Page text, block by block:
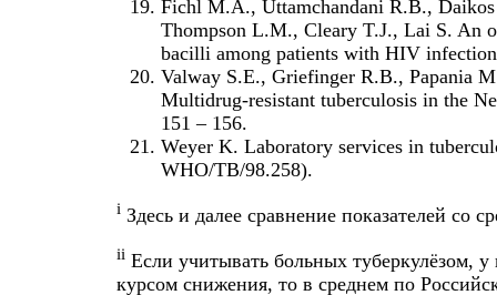
Fichl M.A., Uttamchandani R.B.,
Thompson L.M., Cleary T.J., Lai S. An
bacilli among patients with HIV
Valway S.E., Griefinger R.B., Papania
Multidrug-resistant tuberculosis in the
151 – 156.
Weyer K. Laboratory services in
WHO/TB/98.258).
i Здесь и далее сравнение показателей со
ii Если учитывать больных
курсом снижения, то в среднем по